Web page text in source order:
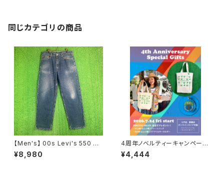
同じカテゴリの商品
【Men's】 00s Levi's 550 デ
ニムパンツ / 古着 リーバイス ジ
ーンズ ジーパン メンズ デニム
¥8,980
4周年ノベルティーキャンペーン
開催中！
¥4,444